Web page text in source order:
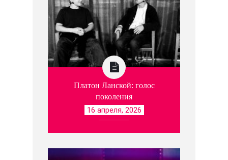
Платон Ланской: голос
поколения
16 апреля, 2026